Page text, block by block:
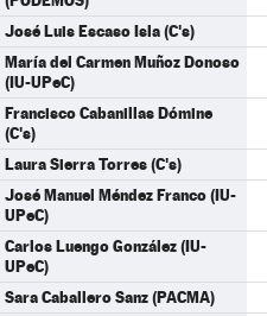
José Luis Escaso Isla (C's)
María del Carmen Muñoz Donoso
(IU-UPeC)
Francisco Cabanillas Dómine
(C's)
Laura Sierra Torres (C's)
José Manuel Méndez Franco (IU-
UPeC)
Carlos Luengo González (IU-
UPeC)
Sara Caballero Sanz (PACMA)